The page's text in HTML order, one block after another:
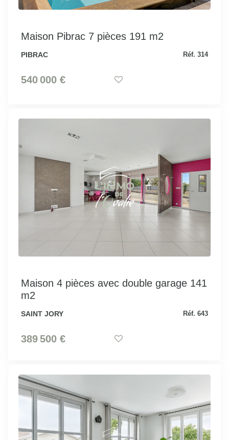
Maison Pibrac 7 pièces 191 m2
PIBRAC Réf. 314
540 000 €
Maison 4 pièces avec double garage 141
m2
SAINT JORY Réf. 643
389 500 €